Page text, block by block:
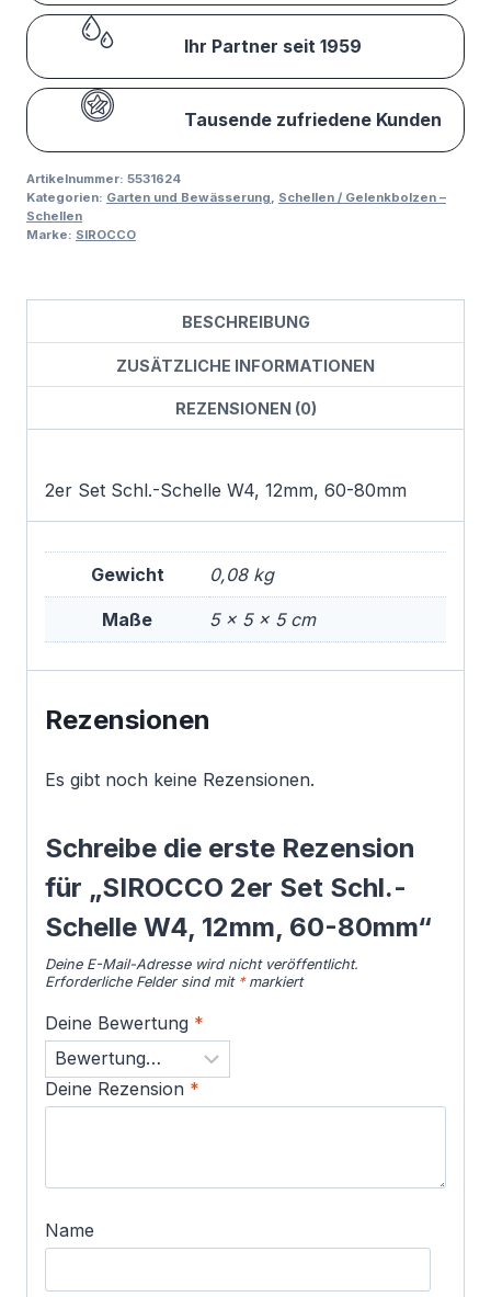
Ihr Partner seit 1959
Tausende zufriedene Kunden
Artikelnummer: 5531624
Kategorien: Garten und Bewässerung, Schellen / Gelenkbolzen –
Schellen
Marke: SIROCCO
BESCHREIBUNG
ZUSÄTZLICHE INFORMATIONEN
REZENSIONEN (0)
2er Set Schl.-Schelle W4, 12mm, 60-80mm
Gewicht 0,08 kg
Maße 5 × 5 × 5 cm
Rezensionen
Es gibt noch keine Rezensionen.
Schreibe die erste Rezension
für „SIROCCO 2er Set Schl.-
Schelle W4, 12mm, 60-80mm“
Deine E-Mail-Adresse wird nicht veröffentlicht.
Erforderliche Felder sind mit *markiert
Deine Bewertung *
Deine Rezension *
Name